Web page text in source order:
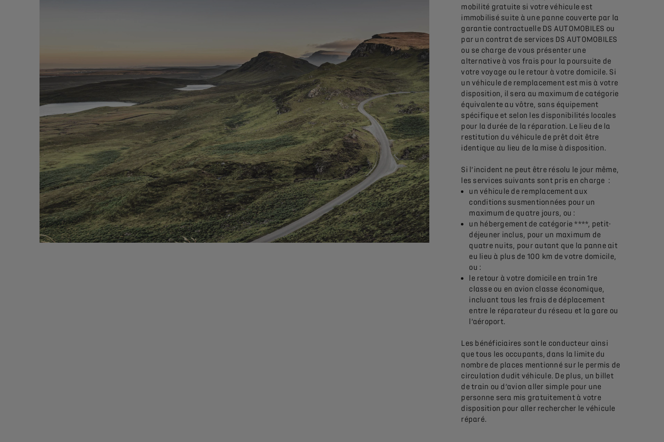
mobilité gratuite si votre véhicule est
immobilisé suite à une panne couverte par la
garantie contractuelle DS AUTOMOBILES ou
par un contrat de services DS AUTOMOBILES
ou se charge de vous présenter une
alternative à vos frais pour la poursuite de
votre voyage ou le retour à votre domicile. Si
un véhicule de remplacement est mis à votre
disposition, il sera au maximum de catégorie
équivalente au vôtre, sans équipement
spécifique et selon les disponibilités locales
pour la durée de la réparation. Le lieu de la
restitution du véhicule de prêt doit être
identique au lieu de la mise à disposition.
Si l’incident ne peut être résolu le jour même,
les services suivants sont pris en charge :
un véhicule de remplacement aux
conditions susmentionnées pour un
maximum de quatre jours, ou :
un hébergement de catégorie ****, petit-
déjeuner inclus, pour un maximum de
quatre nuits, pour autant que la panne ait
eu lieu à plus de 100 km de votre domicile,
ou :
le retour à votre domicile en train 1re
classe ou en avion classe économique,
incluant tous les frais de déplacement
entre le réparateur du réseau et la gare ou
l’aéroport.
Les bénéficiaires sont le conducteur ainsi
que tous les occupants, dans la limite du
nombre de places mentionné sur le permis de
circulation dudit véhicule. De plus, un billet
de train ou d’avion aller simple pour une
personne sera mis gratuitement à votre
disposition pour aller rechercher le véhicule
réparé.